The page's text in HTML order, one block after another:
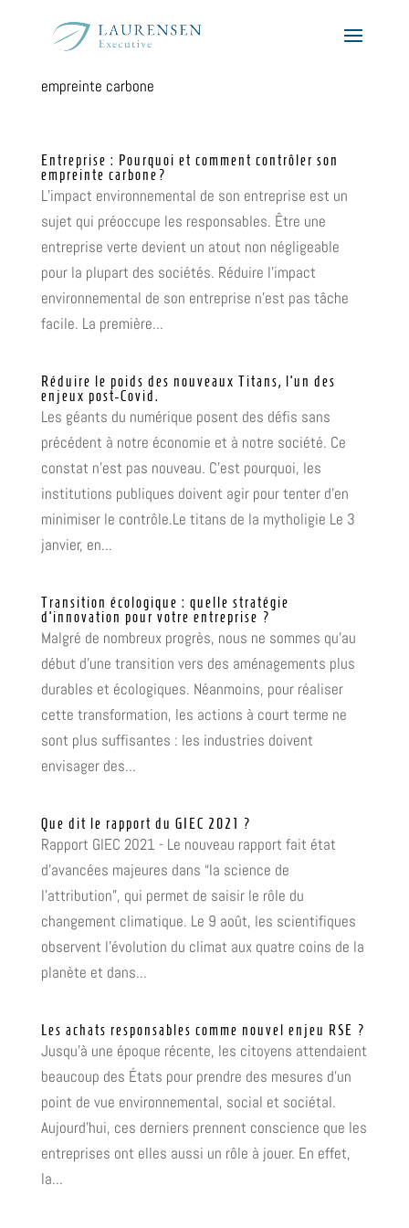
empreinte carbone
Entreprise : Pourquoi et comment contrôler son
empreinte carbone?
L’impact environnemental de son entreprise est un
sujet qui préoccupe les responsables. Être une
entreprise verte devient un atout non négligeable
pour la plupart des sociétés. Réduire l’impact
environnemental de son entreprise n’est pas tâche
facile. La première...
Réduire le poids des nouveaux Titans, l’un des
enjeux post-Covid.
Les géants du numérique posent des défis sans
précédent à notre économie et à notre société. Ce
constat n’est pas nouveau. C’est pourquoi, les
institutions publiques doivent agir pour tenter d’en
minimiser le contrôle.Le titans de la mytholigie Le 3
janvier, en...
Transition écologique : quelle stratégie
d’innovation pour votre entreprise ?
Malgré de nombreux progrès, nous ne sommes qu’au
début d’une transition vers des aménagements plus
durables et écologiques. Néanmoins, pour réaliser
cette transformation, les actions à court terme ne
sont plus suffisantes : les industries doivent
envisager des...
Que dit le rapport du GIEC 2021 ?
Rapport GIEC 2021 - Le nouveau rapport fait état
d’avancées majeures dans “la science de
l’attribution”, qui permet de saisir le rôle du
changement climatique. Le 9 août, les scientifiques
observent l’évolution du climat aux quatre coins de la
planète et dans...
Les achats responsables comme nouvel enjeu RSE ?
Jusqu’à une époque récente, les citoyens attendaient
beaucoup des États pour prendre des mesures d’un
point de vue environnemental, social et sociétal.
Aujourd’hui, ces derniers prennent conscience que les
entreprises ont elles aussi un rôle à jouer. En effet,
la...